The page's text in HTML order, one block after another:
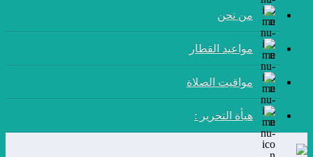
من نحن
مواعيد القطار
مواقيت الصلاة
هيأة التحرير :